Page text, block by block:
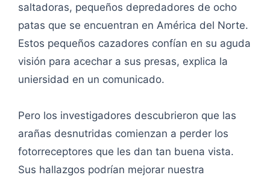
saltadoras, pequeños depredadores de ocho
patas que se encuentran en América del Norte.
Estos pequeños cazadores confían en su aguda
visión para acechar a sus presas, explica la
uniersidad en un comunicado.
Pero los investigadores descubrieron que las
arañas desnutridas comienzan a perder los
fotorreceptores que les dan tan buena vista.
Sus hallazgos podrían mejorar nuestra